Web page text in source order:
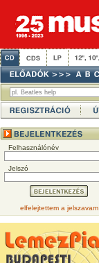
Felhasználónév
Jelszó
elfelejtettem a jelszavam